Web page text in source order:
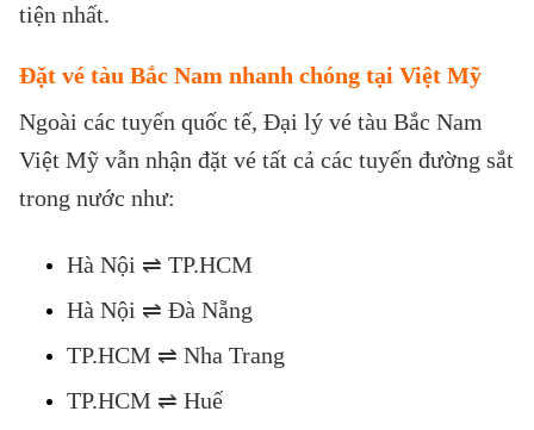
tiện nhất.
Đặt vé tàu Bắc Nam nhanh chóng tại Việt Mỹ
Ngoài các tuyến quốc tế, Đại lý vé tàu Bắc Nam
Việt Mỹ vẫn nhận đặt vé tất cả các tuyến đường sắt
trong nước như:
Hà Nội ⇌ TP.HCM
Hà Nội ⇌ Đà Nẵng
TP.HCM ⇌ Nha Trang
TP.HCM ⇌ Huế